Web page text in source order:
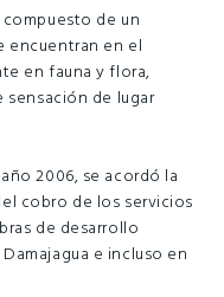
de un
encuentran en el
en fauna y flora,
sensación de lugar
2006, se acordó la
cobro de los servicios
de desarrollo
e incluso en